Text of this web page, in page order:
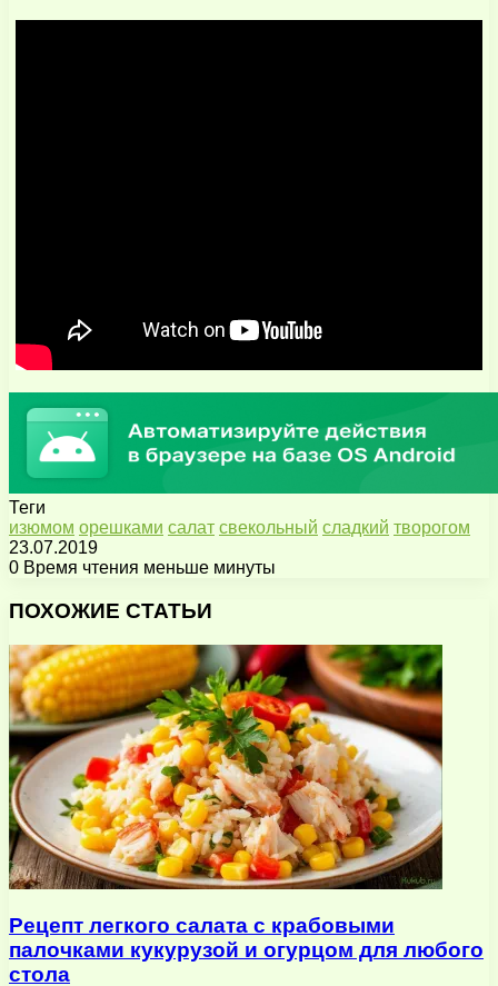
Теги
изюмом орешками салат свекольный сладкий творогом
23.07.2019
0 Время чтения меньше минуты
через
почту
ПОХОЖИЕ СТАТЬИ
Рецепт легкого салата с крабовыми
палочками кукурузой и огурцом для любого
стола